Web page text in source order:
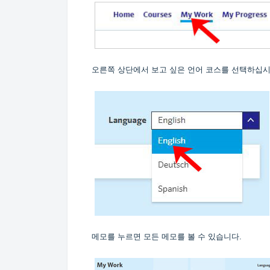
오른쪽 상단에서 보고 싶은 언어 코스를 선택하십
메모를 누르면 모든 메모를 볼 수 있습니다.